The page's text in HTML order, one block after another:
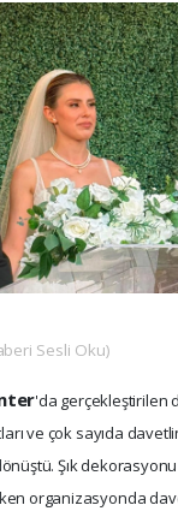
Sesli Oku)
'da gerçekleştirilen
ve çok sayıda
Şık dekorasyonu
organizasyonda